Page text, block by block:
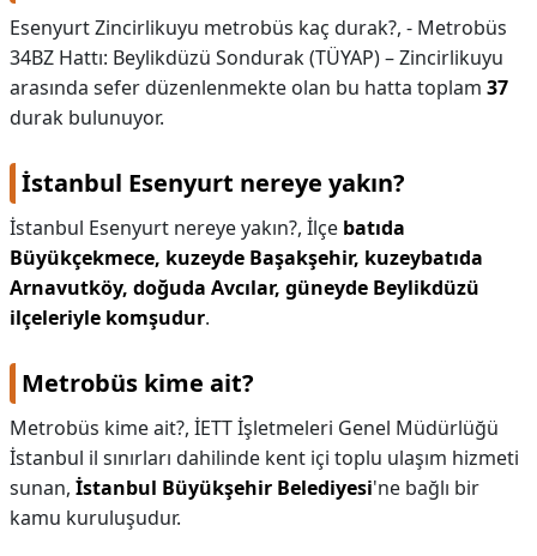
Esenyurt Zincirlikuyu metrobüs kaç durak?, - Metrobüs
34BZ Hattı: Beylikdüzü Sondurak (TÜYAP) – Zincirlikuyu
arasında sefer düzenlenmekte olan bu hatta toplam 37
durak bulunuyor.
İstanbul Esenyurt nereye yakın?
İstanbul Esenyurt nereye yakın?, İlçe batıda
Büyükçekmece, kuzeyde Başakşehir, kuzeybatıda
Arnavutköy, doğuda Avcılar, güneyde Beylikdüzü
ilçeleriyle komşudur.
Metrobüs kime ait?
Metrobüs kime ait?, İETT İşletmeleri Genel Müdürlüğü
İstanbul il sınırları dahilinde kent içi toplu ulaşım hizmeti
sunan, İstanbul Büyükşehir Belediyesi'ne bağlı bir
kamu kuruluşudur.